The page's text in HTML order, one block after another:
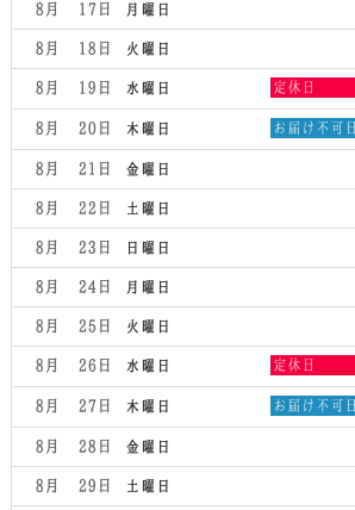
月曜日
8月 17
火曜日
8月 18
水曜日
8月 19
水
日,
8
2026
定休日
木曜日
8月 20
木
お届け不可日
金曜日
8月 21
土曜日
8月 22
日曜日
8月 23
月曜日
8月 24
火曜日
8月 25
水曜日
8月 26
水
日,
8
2026
定休日
木曜日
8月 27
木
お届け不可日
金曜日
8月 28
土曜日
8月 29